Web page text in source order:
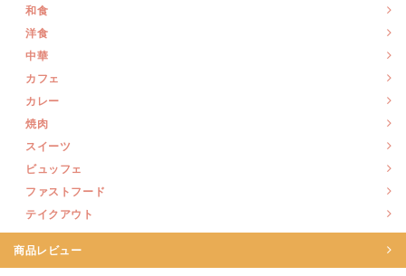
和食
洋食
中華
カフェ
カレー
焼肉
スイーツ
ビュッフェ
ファストフード
テイクアウト
商品レビュー